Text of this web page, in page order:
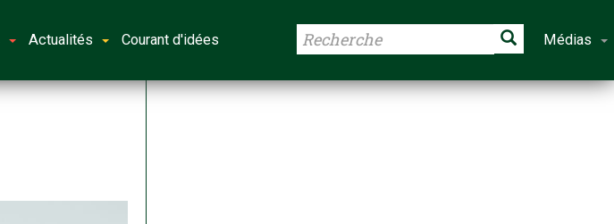
Actualités Courant d'idées Médias